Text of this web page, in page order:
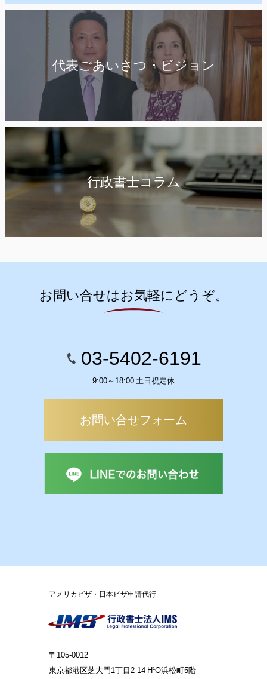
代表ごあいさつ・ビジョン
行政書士コラム
お問い合せはお気軽にどうぞ。
03-5402-6191
9:00～18:00 土日祝定休
お問い合せフォーム
アメリカビザ・日本ビザ申請代行
〒105-0012
東京都港区芝大門1丁目2-14 H¹O浜松町5階